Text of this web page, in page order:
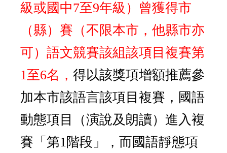
級或國中7至9年級）曾獲得市
（縣）賽（不限本市，他縣市亦
可）語文競賽該組該項目複賽第
1至6名， 得以該獎項增額推薦參
加本市該語言該項目複賽，國語
動態項目（演說及朗讀）進入複
賽「第1階段」，而國語靜態項